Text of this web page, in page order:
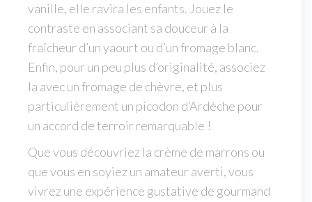
vanille, elle ravira les enfants. Jouez le
contraste en associant sa douceur à la
fraîcheur d’un yaourt ou d’un fromage blanc.
Enfin, pour un peu plus d’originalité, associez
la avec un fromage de chèvre, et plus
particulièrement un picodon d’Ardèche pour
un accord de terroir remarquable !
Que vous découvriez la crème de marrons ou
que vous en soyiez un amateur averti, vous
vivrez une expérience gustative de gourmand